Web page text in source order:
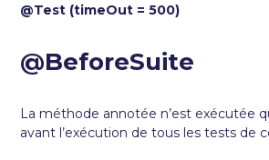
@Test (timeOut = 500)
@BeforeSuite
La méthode annotée n’est exécutée
avant l’exécution de tous les tests de